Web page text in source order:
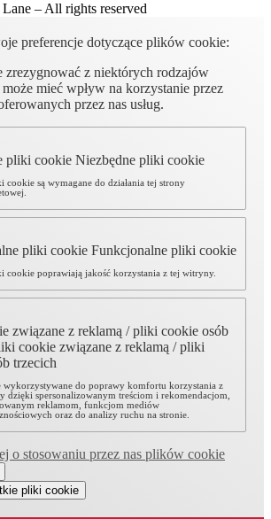
– All rights reserved
preferencje dotyczące plików cookie:
z niektórych rodzajów
mieć wpływ na korzystanie przez
przez nas usług.
pliki cookie Niezbędne pliki cookie
cookie są wymagane do działania tej strony
pliki cookie Funkcjonalne pliki cookie
cookie poprawiają jakość korzystania z tej witryny.
związane z reklamą / pliki cookie osób
cookie związane z reklamą / pliki
trzecich
wykorzystywane do poprawy komfortu korzystania z
dzięki spersonalizowanym treściom i rekomendacjom,
reklamom, funkcjom mediów
oraz do analizy ruchu na stronie.
o stosowaniu przez nas plików cookie